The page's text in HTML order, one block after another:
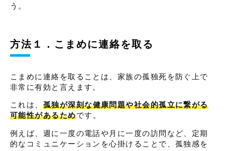
う。
方法１．こまめに連絡を取る
こまめに連絡を取ることは、家族の孤独死を防ぐ上で
非常に有効と言えます。
これは、 孤独が深刻な健康問題や社会的孤立に繋がる
可能性があるためです。
例えば、週に一度の電話や月に一度の訪問など、定期
的なコミュニケーションを心掛けることで、孤独感を